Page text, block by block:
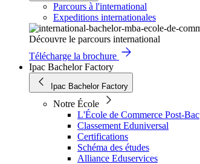
Parcours à l'international
Expeditions internationales
Découvre le parcours international
Télécharge la brochure
Ipac Bachelor Factory
Ipac Bachelor Factory
Notre École
L'École de Commerce Post-Bac
Classement Eduniversal
Certifications
Schéma des études
Alliance Eduservices